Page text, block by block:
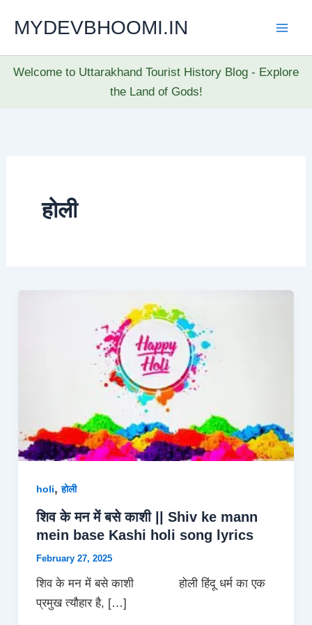
MYDEVBHOOMI.IN
Welcome to Uttarakhand Tourist History Blog - Explore
the Land of Gods!
होली
holi,होली
शिव के मन में बसे काशी || Shiv ke mann
mein base Kashi holi song lyrics
February 27, 2025
शिव के मन में बसे काशी होली हिंदू धर्म का एक
प्रमुख त्यौहार है, […]